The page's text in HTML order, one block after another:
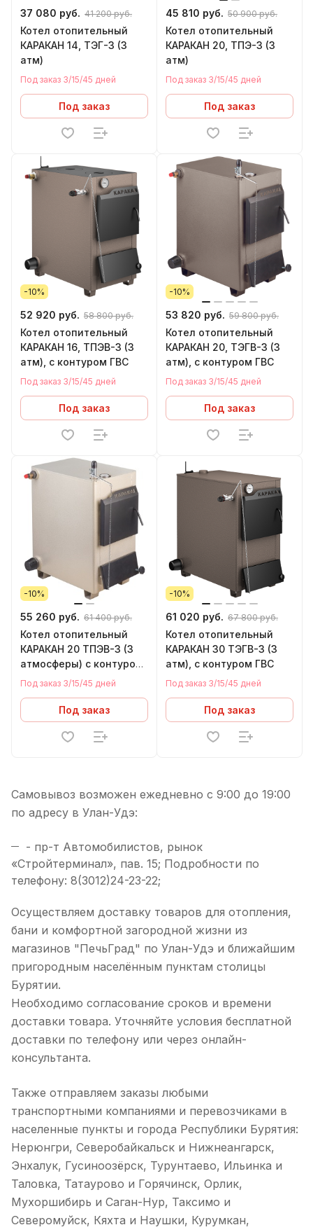
37 080 руб. 41 200 руб.
Котел отопительный
КАРАКАН 14, ТЭГ-3 (3
атм)
Под заказ 3/15/45 дней
Под заказ
45 810 руб. 50 900 руб.
Котел отопительный
КАРАКАН 20, ТПЭ-3 (3
атм)
Под заказ 3/15/45 дней
Под заказ
-10%
52 920 руб. 58 800 руб.
Котел отопительный
КАРАКАН 16, ТПЭВ-3 (3
атм), с контуром ГВС
Под заказ 3/15/45 дней
Под заказ
-10%
53 820 руб. 59 800 руб.
Котел отопительный
КАРАКАН 20, ТЭГВ-3 (3
атм), с контуром ГВС
Под заказ 3/15/45 дней
Под заказ
-10%
55 260 руб. 61 400 руб.
Котел отопительный
КАРАКАН 20 ТПЭВ-3 (3
атмосферы) с контуром
ГВС
Под заказ 3/15/45 дней
Под заказ
-10%
61 020 руб. 67 800 руб.
Котел отопительный
КАРАКАН 30 ТЭГВ-3 (3
атм), с контуром ГВС
Под заказ 3/15/45 дней
Под заказ
Самовывоз возможен ежедневно с 9:00 до 19:00
по адресу в Улан-Удэ:
- пр-т Автомобилистов, рынок
«Стройтерминал», пав. 15; Подробности по
телефону: 8(3012)24-23-22;
Осуществляем доставку товаров для отопления,
бани и комфортной загородной жизни из
магазинов "ПечьГрад" по Улан-Удэ и ближайшим
пригородным населённым пунктам столицы
Бурятии.
Необходимо согласование сроков и времени
доставки товара. Уточняйте условия бесплатной
доставки по телефону или через онлайн-
консультанта.
Также отправляем заказы любыми
транспортными компаниями и перевозчиками в
населенные пункты и города Республики Бурятия:
Нерюнгри, Северобайкальск и Нижнеангарск,
Энхалук, Гусиноозёрск, Турунтаево, Ильинка и
Таловка, Татаурово и Горячинск, Орлик,
Мухоршибирь и Саган-Нур, Таксимо и
Северомуйск, Кяхта и Наушки, Курумкан,